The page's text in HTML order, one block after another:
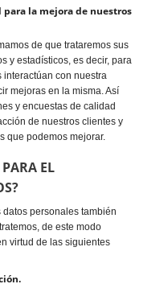
la mejora de nuestros
de que trataremos sus
y estadísticos, es decir, para
interactúan con nuestra
mejoras en la misma. Así
y encuestas de calidad
de nuestros clientes y
que podemos mejorar.
EL
personales también
de este modo
virtud de las siguientes